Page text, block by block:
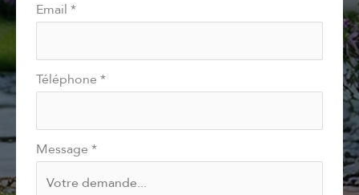
Email *
Téléphone *
Message *